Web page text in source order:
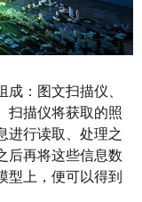
：图文扫描仪、
扫描仪将获取的照
进行读取、处理之
后再将这些信息数
型上，便可以得到